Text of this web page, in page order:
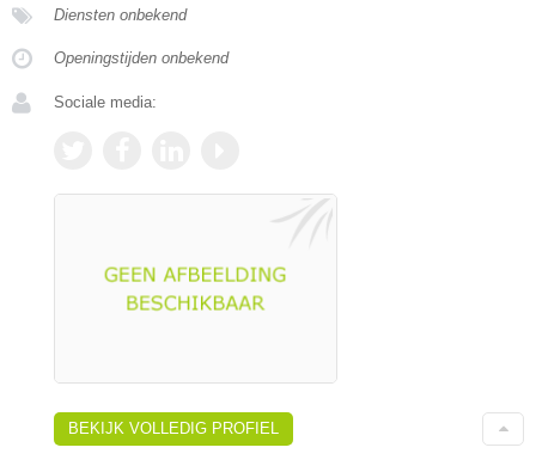
Diensten onbekend
Openingstijden onbekend
Sociale media:
BEKIJK VOLLEDIG PROFIEL